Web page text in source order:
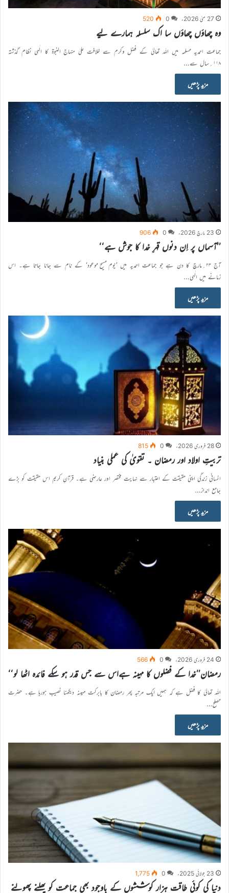
27 مئی 2026ء 0
520
وہ چھاؤں چھاؤں سا اک سلسلہ ہمارے لیے
جماعت احمدیہ مسلمہ میں اللہ تعالیٰ کے فضل وکرم سے خلافت علیٰ منہاج النبوۃ کا الٰہی نظام گذشتہ
۱۱۸؍سال سے…
مزید پڑھیں
23 مارچ 2026ء 0
906
’’آسماں پر اِن دنوں قہرِ خدا کا جوش ہے‘‘
آج ۲۳؍مارچ کا دن ہے جو جماعت احمدیہ میں ’یوم مسیح موعود‘ کے نام سے جانا جاتا ہے۔ اس
زمانے میں الٰہی…
مزید پڑھیں
28 فروری 2026ء 0
815
تربیتِ اولاد اور رمضان ۔ تقویٰ کی عملی بنیاد
انسانی زندگی اپنی حقیقت کے اعتبار سے نہایت مختصر اور عارضی ہے۔ قرآنِ کریم اس حقیقت کو بڑے
جامع انداز…
مزید پڑھیں
24 فروری 2026ء 0
566
رمضان’’خدا کے فضلوں کا مہینہ ہےاس سے جس قدر ہو سکے فائدہ اٹھا لو‘‘
اللہ تعالیٰ کا فضل ہے کہ ہمیں ایک مرتبہ پھر رمضان کا بابرکت مہینہ دیکھنا نصیب ہورہا ہے۔ حضرت
مصلح…
مزید پڑھیں
23 جولائی 2025ء 0
1,775
دنیا کی کوئی طاقت ہزار کوششوں کے باوجود بھی جماعت کو پھلنے پھولنے